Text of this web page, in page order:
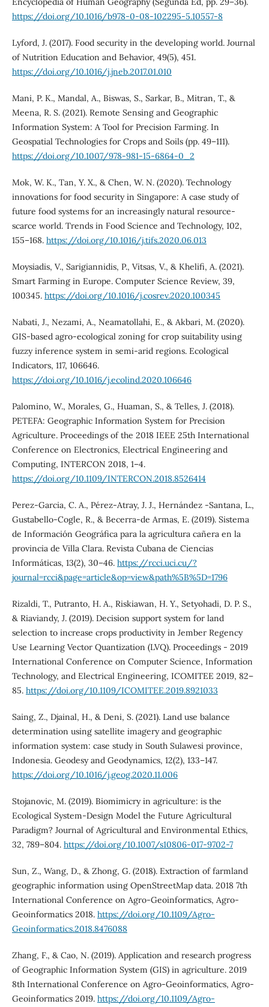
https://doi.org/10.1016/b978-0-08-102295-5.10557-8
Lyford, J. (2017). Food security in the developing world. Journal
of Nutrition Education and Behavior, 49(5), 451.
https://doi.org/10.1016/j.jneb.2017.01.010
Mani, P. K., Mandal, A., Biswas, S., Sarkar, B., Mitran, T., &
Meena, R. S. (2021). Remote Sensing and Geographic
Information System: A Tool for Precision Farming. In
Geospatial Technologies for Crops and Soils (pp. 49–111).
https://doi.org/10.1007/978-981-15-6864-0_2
Mok, W. K., Tan, Y. X., & Chen, W. N. (2020). Technology
innovations for food security in Singapore: A case study of
future food systems for an increasingly natural resource-
scarce world. Trends in Food Science and Technology, 102,
155–168. https://doi.org/10.1016/j.tifs.2020.06.013
Moysiadis, V., Sarigiannidis, P., Vitsas, V., & Khelifi, A. (2021).
Smart Farming in Europe. Computer Science Review, 39,
100345. https://doi.org/10.1016/j.cosrev.2020.100345
Nabati, J., Nezami, A., Neamatollahi, E., & Akbari, M. (2020).
GIS-based agro-ecological zoning for crop suitability using
fuzzy inference system in semi-arid regions. Ecological
Indicators, 117, 106646.
https://doi.org/10.1016/j.ecolind.2020.106646
Palomino, W., Morales, G., Huaman, S., & Telles, J. (2018).
PETEFA: Geographic Information System for Precision
Agriculture. Proceedings of the 2018 IEEE 25th International
Conference on Electronics, Electrical Engineering and
Computing, INTERCON 2018, 1–4.
https://doi.org/10.1109/INTERCON.2018.8526414
Perez-Garcia, C. A., Pérez-Atray, J. J., Hernández -Santana, L.,
Gustabello-Cogle, R., & Becerra-de Armas, E. (2019). Sistema
de Información Geográfica para la agricultura cañera en la
provincia de Villa Clara. Revista Cubana de Ciencias
Informáticas, 13(2), 30–46. https://rcci.uci.cu/?
journal=rcci&page=article&op=view&path%5B%5D=1796
Rizaldi, T., Putranto, H. A., Riskiawan, H. Y., Setyohadi, D. P. S.,
& Riaviandy, J. (2019). Decision support system for land
selection to increase crops productivity in Jember Regency
Use Learning Vector Quantization (LVQ). Proceedings - 2019
International Conference on Computer Science, Information
Technology, and Electrical Engineering, ICOMITEE 2019, 82–
85. https://doi.org/10.1109/ICOMITEE.2019.8921033
Saing, Z., Djainal, H., & Deni, S. (2021). Land use balance
determination using satellite imagery and geographic
information system: case study in South Sulawesi province,
Indonesia. Geodesy and Geodynamics, 12(2), 133–147.
https://doi.org/10.1016/j.geog.2020.11.006
Stojanovic, M. (2019). Biomimicry in agriculture: is the
Ecological System-Design Model the Future Agricultural
Paradigm? Journal of Agricultural and Environmental Ethics,
32, 789–804. https://doi.org/10.1007/s10806-017-9702-7
Sun, Z., Wang, D., & Zhong, G. (2018). Extraction of farmland
geographic information using OpenStreetMap data. 2018 7th
International Conference on Agro-Geoinformatics, Agro-
Geoinformatics 2018. https://doi.org/10.1109/Agro-
Geoinformatics.2018.8476088
Zhang, F., & Cao, N. (2019). Application and research progress
of Geographic Information System (GIS) in agriculture. 2019
8th International Conference on Agro-Geoinformatics, Agro-
Geoinformatics 2019. https://doi.org/10.1109/Agro-